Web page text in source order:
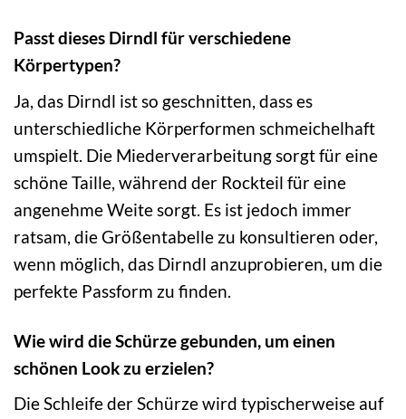
Passt dieses Dirndl für verschiedene
Körpertypen?
Ja, das Dirndl ist so geschnitten, dass es
unterschiedliche Körperformen schmeichelhaft
umspielt. Die Miederverarbeitung sorgt für eine
schöne Taille, während der Rockteil für eine
angenehme Weite sorgt. Es ist jedoch immer
ratsam, die Größentabelle zu konsultieren oder,
wenn möglich, das Dirndl anzuprobieren, um die
perfekte Passform zu finden.
Wie wird die Schürze gebunden, um einen
schönen Look zu erzielen?
Die Schleife der Schürze wird typischerweise auf